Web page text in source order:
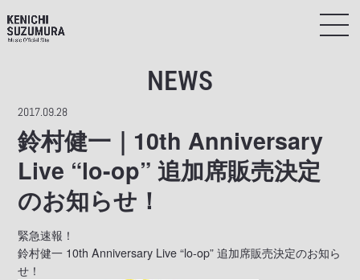
NEWS
2017.09.28
鈴村健一｜10th Anniversary
Live “lo-op” 追加席販売決定
のお知らせ！
緊急速報！
鈴村健一 10th Anniversary Live “lo-op” 追加席販売決定のお知ら
せ！